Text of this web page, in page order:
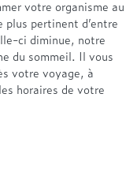
votre organisme au
plus pertinent d’entre
ci diminue, notre
du sommeil. Il vous
votre voyage, à
horaires de votre